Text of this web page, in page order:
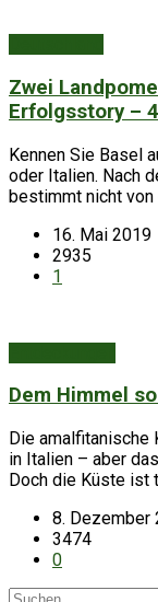
Zwei
Erfolgsstory –
Kennen Sie Basel
oder Italien. Nach
bestimmt nicht von
16. Mai 2019
2935
1
Dem Himmel
Die
in Italien – aber
Doch die Küste ist
8. Dezember
3474
0
Suchen